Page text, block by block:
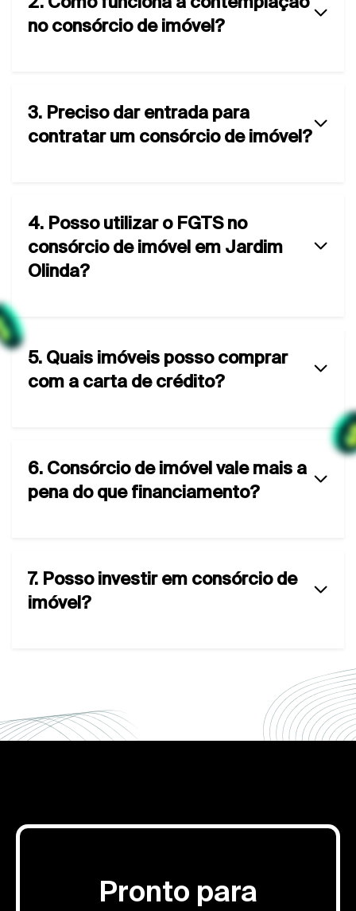
no consórcio de imóvel?
3. Preciso dar entrada para
contratar um consórcio de imóvel?
4. Posso utilizar o FGTS no
consórcio de imóvel em Jardim
Olinda?
5. Quais imóveis posso comprar
com a carta de crédito?
6. Consórcio de imóvel vale mais a
pena do que financiamento?
7. Posso investir em consórcio de
imóvel?
Pronto para